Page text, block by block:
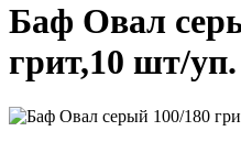
Баф Овал
грит,10 шт/уп.